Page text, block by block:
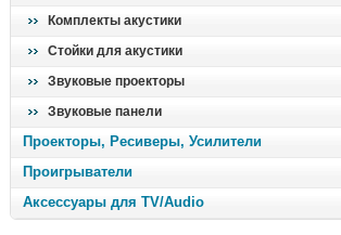
Комплекты акустики
Стойки для акустики
Звуковые проекторы
Звуковые панели
Проекторы, Ресиверы, Усилители
Проигрыватели
Аксессуары для TV/Audio